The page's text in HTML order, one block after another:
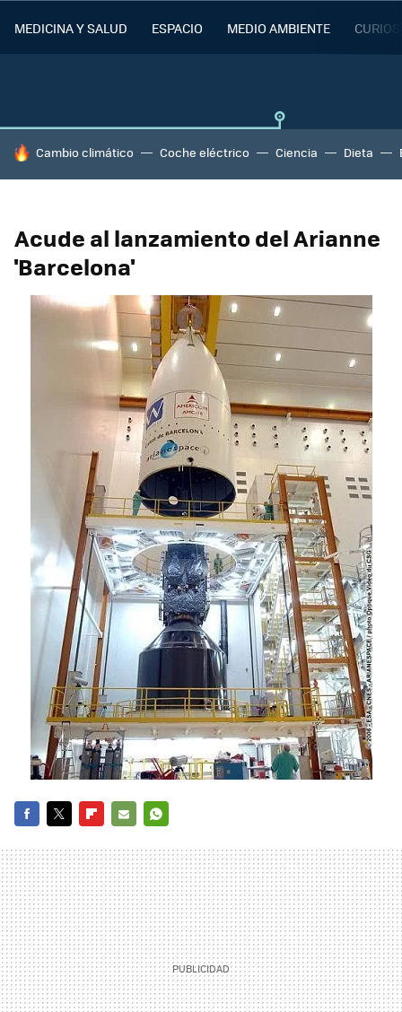
MEDICINA Y SALUD ESPACIO MEDIO AMBIENTE
HOY SE HABLA DE
Cambio climático Coche eléctrico Ciencia Dieta
Acude al lanzamiento del Arianne
'Barcelona'
MAIL